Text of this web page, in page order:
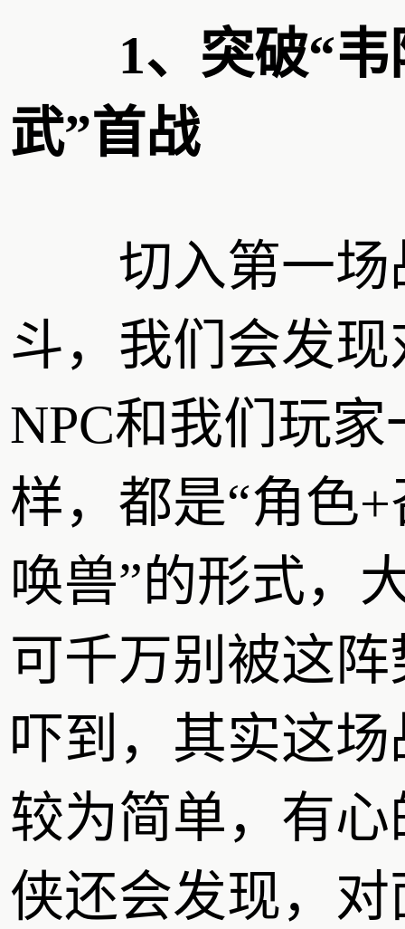
1、突破“韦
武”首战
切入第一场
斗，我们会发现
NPC和我们玩家
样，都是“角色+
唤兽”的形式，
可千万别被这阵
吓到，其实这场
较为简单，有心
侠还会发现，对